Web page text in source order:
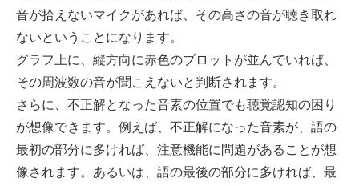
音が拾えないマイクがあれば、その高さの音が聴き取れ
ないということになります。
グラフ上に、縦方向に赤色のブロットが並んでいれば、
その周波数の音が聞こえないと判断されます。
さらに、不正解となった音素の位置でも聴覚認知の困り
が想像できます。例えば、不正解になった音素が、語の
最初の部分に多ければ、注意機能に問題があることが想
像されます。あるいは、語の最後の部分に多ければ、最